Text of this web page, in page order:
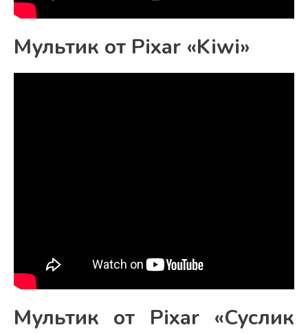
Мультик от Pixar «Kiwi»
Мультик от Pixar «Суслик